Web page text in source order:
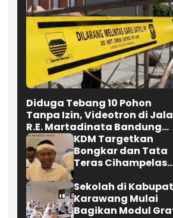
Diduga Tebang 10 Pohon
Tanpa Izin, Videotron di
R.E. Martadinata Bandung
Disegel
KDM Targetkan
Bongkar dan Tata
Teras Cihampelas
Sekolah di
Karawang Mulai
Bagikan Modul